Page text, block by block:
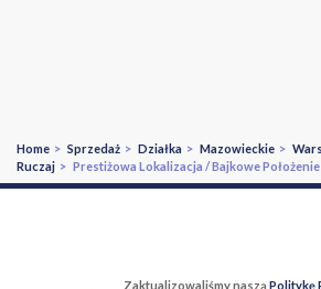
Home > Sprzedaż > Działka > Mazowieckie >
Ruczaj > Prestiżowa Lokalizacja / Bajkowe Położenie
Zaktualizowaliśmy naszą Politykę